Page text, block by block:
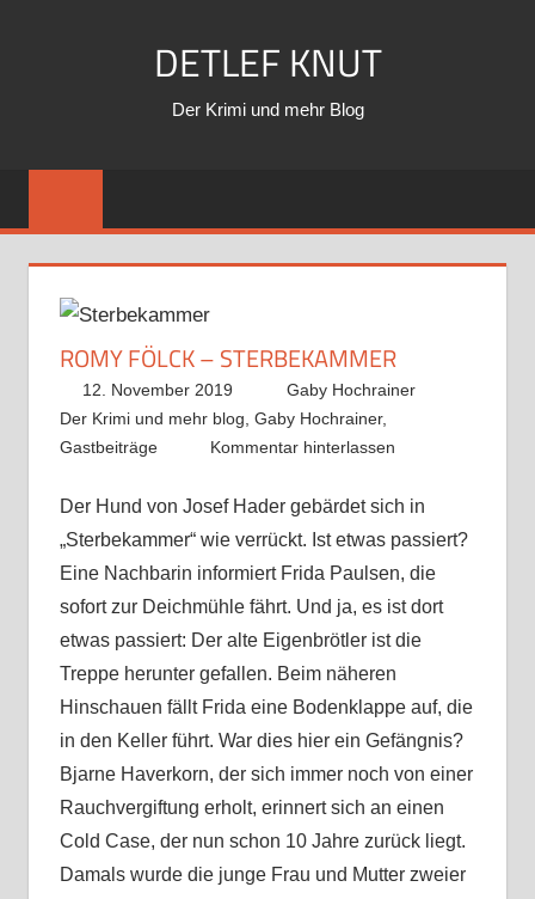
DETLEF KNUT
Der Krimi und mehr Blog
ROMY FÖLCK – STERBEKAMMER
12. November 2019
Gaby Hochrainer
Der Krimi und mehr blog, Gaby Hochrainer,
Gastbeiträge
Kommentar hinterlassen
Der Hund von Josef Hader gebärdet sich in
„Sterbekammer“ wie verrückt. Ist etwas passiert?
Eine Nachbarin informiert Frida Paulsen, die
sofort zur Deichmühle fährt. Und ja, es ist dort
etwas passiert: Der alte Eigenbrötler ist die
Treppe herunter gefallen. Beim näheren
Hinschauen fällt Frida eine Bodenklappe auf, die
in den Keller führt. War dies hier ein Gefängnis?
Bjarne Haverkorn, der sich immer noch von einer
Rauchvergiftung erholt, erinnert sich an einen
Cold Case, der nun schon 10 Jahre zurück liegt.
Damals wurde die junge Frau und Mutter zweier